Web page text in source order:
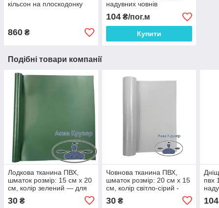
кільсон на плоскодонку
860 ₴
надувних човнів
104₴/пог.м
Купити
Подібні товари компанії
Лодкова тканина ПВХ,
шматок розмір: 15 см х 20
см, колір зелений — для
ремонту надувних човнів
ПВХ
30 ₴
Човнова тканина ПВХ,
шматок розмір: 20 см х 15
см, колір світло-сірий -
човнів ПВХ
30₴
пвх
104